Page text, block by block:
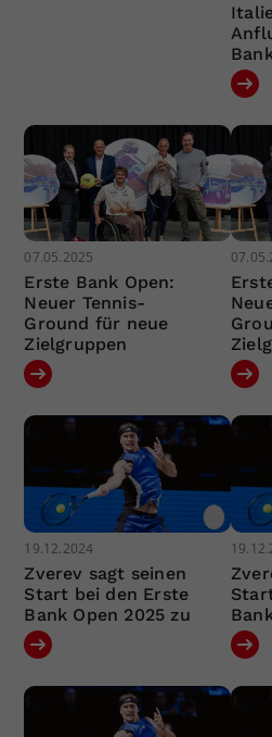
07.05.2025
Erste Bank Open:
Neuer Tennis-
Ground für neue
Zielgruppen
19.12.2024
Zverev sagt seinen
Start bei den Erste
Bank Open 2025 zu